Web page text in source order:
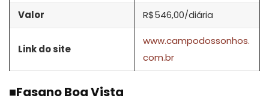
Valor R$546,00/diária
Link do site
www.campodossonhos.
com.br
■Fasano Boa Vista